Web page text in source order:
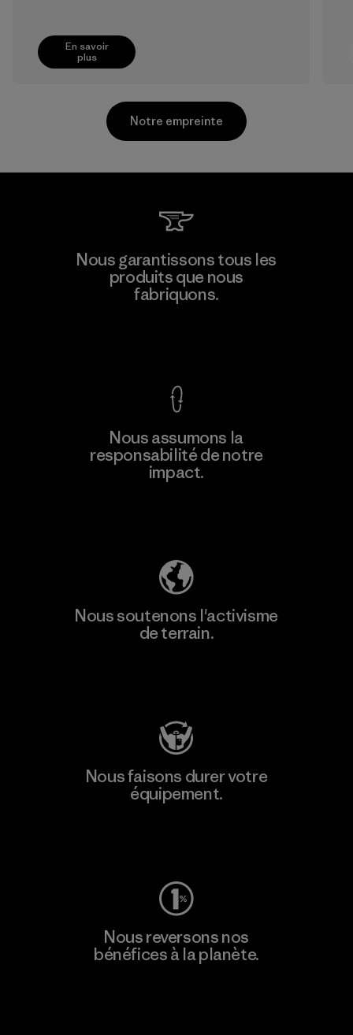
En savoir
plus
Formosa Taffeta Co., Ltd.
Material-supplier
Notre empreinte
Nous garantissons tous les
produits que nous
fabriquons.
Nous assumons la
responsabilité de notre
impact.
Nous soutenons l'activisme
de terrain.
Nous faisons durer votre
équipement.
Nous reversons nos
bénéfices à la planète.